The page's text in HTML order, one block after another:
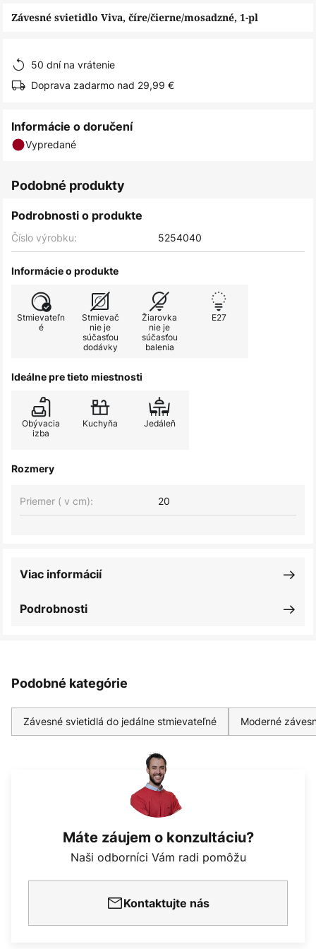
Závesné svietidlo Viva, číre/čierne/mosadzné, 1-pl
50 dní na vrátenie
Doprava zadarmo nad 29,99 €
Informácie o doručení
Vypredané
Podobné produkty
Podrobnosti o produkte
Číslo výrobku: 5254040
Informácie o produkte
Stmievateľn
é
Stmievač
nie je
súčasťou
dodávky
Žiarovka
nie je
súčasťou
balenia
E27
Ideálne pre tieto miestnosti
Obývacia
izba
Kuchyňa Jedáleň
Rozmery
Priemer ( v cm): 20
Podrobnosti
Viac informácií
Podobné kategórie
Závesné svietidlá do jedálne stmievateľné Moderné
Máte záujem o konzultáciu?
Naši odborníci Vám radi pomôžu
Kontaktujte nás